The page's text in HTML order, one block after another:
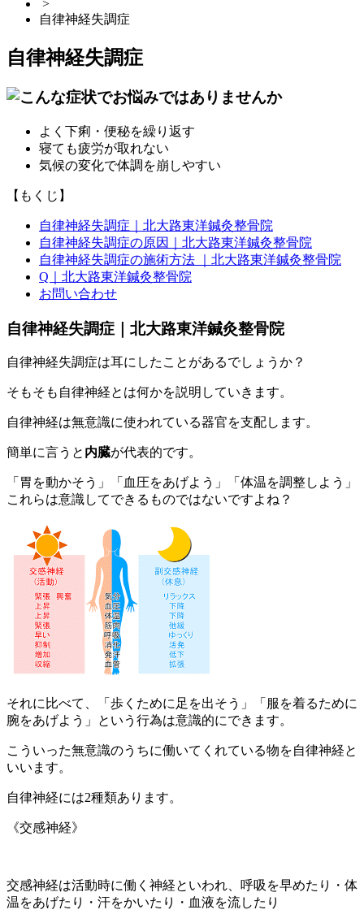
>
自律神経失調症
自律神経失調症
よく下痢・便秘を繰り返す
寝ても疲労が取れない
気候の変化で体調を崩しやすい
【もくじ】
自律神経失調症｜北大路東洋鍼灸整骨院
自律神経失調症の原因｜北大路東洋鍼灸整骨院
自律神経失調症の施術方法 ｜北大路東洋鍼灸整骨院
Q｜北大路東洋鍼灸整骨院
お問い合わせ
自律神経失調症｜北大路東洋鍼灸整骨院
自律神経失調症は耳にしたことがあるでしょうか？
そもそも自律神経とは何かを説明していきます。
自律神経は無意識に使われている器官を支配します。
簡単に言うと 内臓が代表的です。
「胃を動かそう」「血圧をあげよう」「体温を調整しよう」
これらは意識してできるものではないですよね？
それに比べて、「歩くために足を出そう」「服を着るために
腕をあげよう」という行為は意識的にできます。
こういった無意識のうちに働いてくれている物を自律神経と
いいます。
自律神経には2種類あります。
《交感神経》
交感神経は活動時に働く神経といわれ、呼吸を早めたり・体
温をあげたり・汗をかいたり・血液を流したり